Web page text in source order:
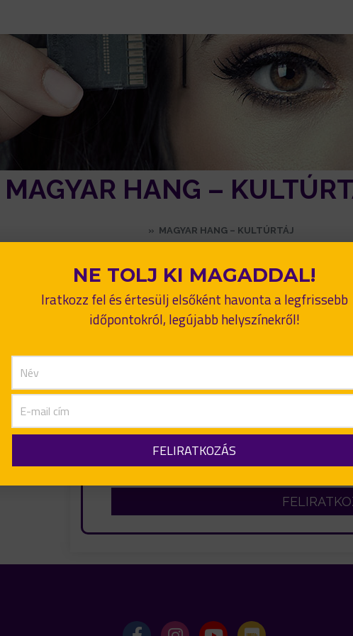
MAGYAR HANG –
» MAGYAR HANG – KULTÚRTÁJ
2023. ÁPRILIS 19. | TAMAS LENGYEL
NE TOLJ KI
NE TOLJ KI MAGADDAL!
Iratkozz fel és értesülj elsőként havonta a legfrissebb
időpontokról, legújabb helyszínekről!